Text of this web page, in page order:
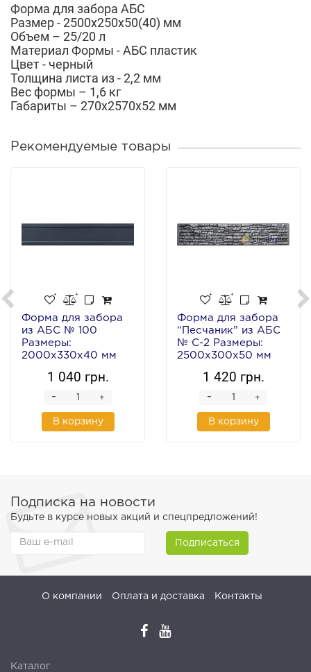
Форма для забора АБС
Размер - 2500х250х50(40) мм
Объем – 25/20 л
Материал Формы - АБС пластик
Цвет - черный
Толщина листа из - 2,2 мм
Вес формы – 1,6 кг
Габариты – 270х2570х52 мм
Рекомендуемые товары
Форма для забора
из АБС № 100
Размеры:
2000х330х40 мм
1 040 грн.
+
-
В корзину
Форма для забора
“Песчаник” из АБС
№ C-2 Размеры:
2500х300х50 мм
1 420 грн.
+
-
В корзину
Подписка на новости
Будьте в курсе новых акций и спецпредложений!
Подписаться
О компании Оплата и доставка Контакты
Каталог